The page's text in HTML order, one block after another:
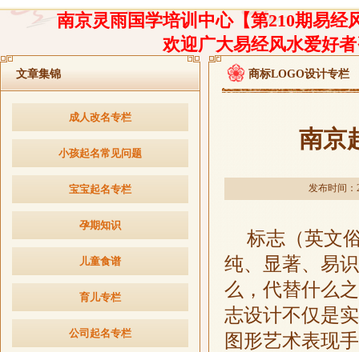
南京灵雨国学培训中心【第210期易经
欢迎广大易经风水爱好
文章集锦
成人改名专栏
小孩起名常见问题
宝宝起名专栏
孕期知识
儿童食谱
育儿专栏
公司起名专栏
商标LOGO设计专栏
南京
发布时间：
标志（英文
纯、显著、易
么，代替什么
志设计不仅是
图形艺术表现